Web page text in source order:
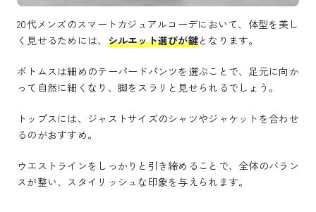
20代メンズのスマートカジュアルコーデにおいて、体型を美し
く見せるためには、 シルエット選びが鍵となります。
ボトムスは細めのテーパードパンツを選ぶことで、足元に向か
って自然に細くなり、脚をスラリと見せられるでしょう。
トップスには、ジャストサイズのシャツやジャケットを合わせ
るのがおすすめ。
ウエストラインをしっかりと引き締めることで、全体のバラン
スが整い、スタイリッシュな印象を与えられます。